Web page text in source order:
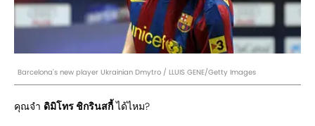
Barcelona's new player Ukrainian Dmytro / LLUIS GENE/Getty Images
คุณจำ ดิมิโทร ชิกรินสกี้ได้ไหม?